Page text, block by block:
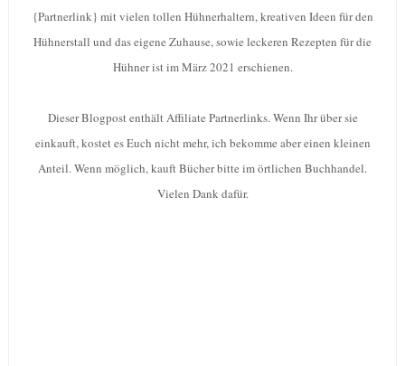
{Partnerlink} mit vielen tollen Hühnerhaltern, kreativen Ideen für den
Hühnerstall und das eigene Zuhause, sowie leckeren Rezepten für die
Hühner ist im März 2021 erschienen.
Dieser Blogpost enthält Affiliate Partnerlinks. Wenn Ihr über sie
einkauft, kostet es Euch nicht mehr, ich bekomme aber einen kleinen
Anteil. Wenn möglich, kauft Bücher bitte im örtlichen Buchhandel.
Vielen Dank dafür.